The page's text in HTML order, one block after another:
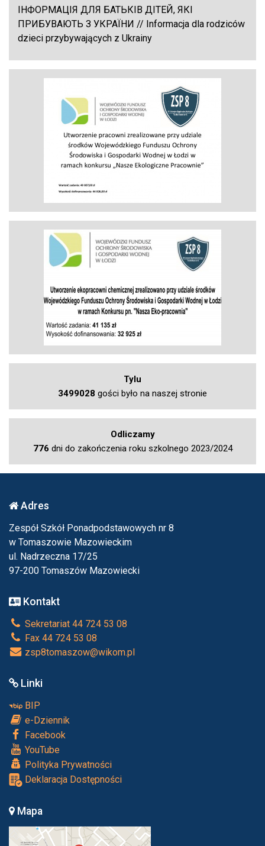
ІНФОРМАЦІЯ ДЛЯ БАТЬКІВ ДІТЕЙ, ЯКІ
ПРИБУВАЮТЬ З УКРАЇНИ // Informacja dla rodziców
dzieci przybywających z Ukrainy
Tylu
3499028 gości było na naszej stronie
Odliczamy
776 dni do zakończenia roku szkolnego 2023/2024
Adres
Zespół Szkół Ponadpodstawowych nr 8
w Tomaszowie Mazowieckim
ul. Nadrzeczna 17/25
97-200 Tomaszów Mazowiecki
Kontakt
Sekretariat 44 724 53 08
Fax 44 724 53 08
zsp8tomaszow@wikom.pl
Linki
BIP
e-Dziennik
Facebook
YouTube
Polityka Prywatności
Deklaracja Dostępności
Mapa